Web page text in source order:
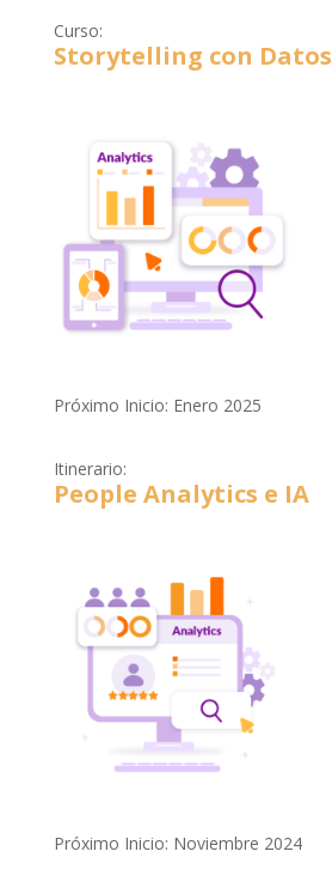
Curso:
Storytelling con Datos
Próximo Inicio: Enero 2025
Itinerario:
People Analytics e IA
Próximo Inicio: Noviembre 2024